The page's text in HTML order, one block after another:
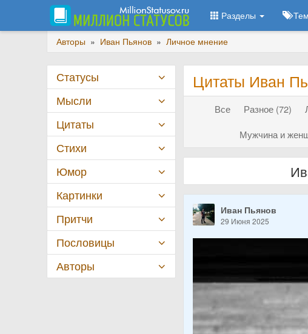
Разделы
Авторы » Иван Пьянов » Личное мнение
Цитаты Иван
Все Разное (72)
Мужчина и
Иван Пьянов
29 Июня 2025
Статусы
Мысли
Цитаты
Стихи
Юмор
Картинки
Притчи
Пословицы
Авторы